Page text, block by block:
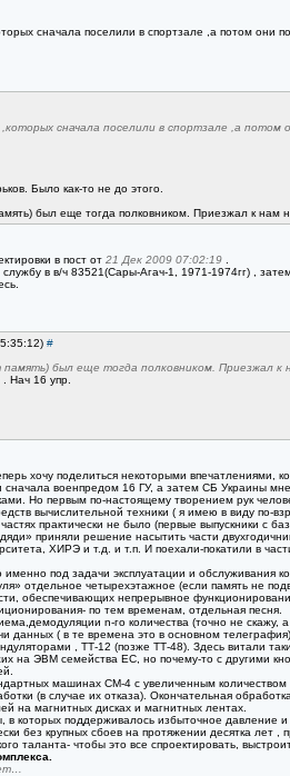
сначала поселили в спортзале ,а потом они
сначала поселили в спортзале ,а потом
Было как-то не до этого.
был еще тогда полковником. Приезжал к
в пост от 21 Дек 2009 07:02:19
в в/ч 83521(Сары-Агач-1, 1971-1974гг) ,
#
был еще тогда полковником. Приезжал
Нач 16 упр.
хочу поделиться некоторыми впечатлениями,
сначала военпредом 16 ГУ, а затем СБ
Но первым по-настоящему творением рук
вычислительной техники ( я имею в виду
практически не было (первые выпускники
приняли решение насытить части
ХИРЭ и т.д. и т.п. И поехали-покатили в
под задачи эксплуатации и
отдельное четырехэтажное (если память не
обеспечивающих непрерывное
по тем временам, отдельная песня.
n-го количества (точно не
( в те времена это в основном
, ТТ-12 (позже ТТ-48). Здесь витали
на ЭВМ семейства ЕС, но почему-то с другими
машинах СМ-4 с увеличенным
(в случае их отказа). Окончательная
на магнитных дисках и магнитных лентах.
которых поддерживалось избыточное
без крупных сбоев на протяжении десятка лет ,
таланта- чтобы это все спроектировать,